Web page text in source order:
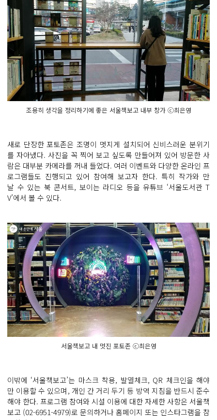
조용히 생각을 정리하기에 좋은 서울책보고 내부 창가 ⓒ최은영
새로 단장한 포토존은 조명이 멋지게 설치되어 신비스러운 분위기
를 자아냈다. 사진을 꼭 찍어 보고 싶도록 만들어져 있어 방문한 사
람은 대부분 카메라를 꺼내 들었다. 여러 이벤트와 다양한 온라인 프
로그램들도 진행되고 있어 참여해 보고자 한다. 특히 작가와 만
날 수 있는 북 콘서트, 보이는 라디오 등을 유튜브 ‘서울도서관 T
V’에서 볼 수 있다.
서울책보고 내 멋진 포토존 ⓒ최은영
이밖에 ‘서울책보고’는 마스크 착용, 발열체크, QR 체크인을 해야
만 이용할 수 있으며, 개인 간 거리 두기 등 방역 지침을 반드시 준수
해야 한다. 프로그램 참여와 시설 이용에 대한 자세한 사항은 서울책
보고 (02-6951-4979)로 문의하거나 홈페이지 또는 인스타그램을 참